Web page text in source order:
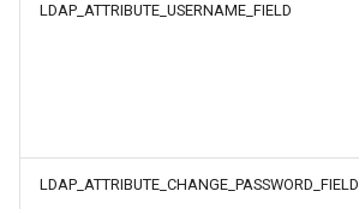
LDAP_ATTRIBUTE_USERNAME_FIELD
LDAP_ATTRIBUTE_CHANGE_PASSWORD_FIELD